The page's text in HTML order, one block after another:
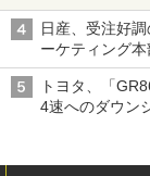
日産、受注好
ーケティング
トヨタ、「
4速へのダウン